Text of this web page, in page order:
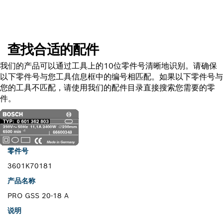
查找合适的配件
我们的产品可以通过工具上的10位零件号清晰地识别。请确保
以下零件号与您工具信息框中的编号相匹配。如果以下零件号与
您的工具不匹配，请使用我们的配件目录直接搜索您需要的零
件。
零件号
3601K70181
产品名称
PRO GSS 20-18 A
说明